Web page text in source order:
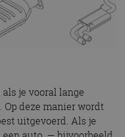
je vooral lange
deze manier wordt
uitgevoerd. Als je